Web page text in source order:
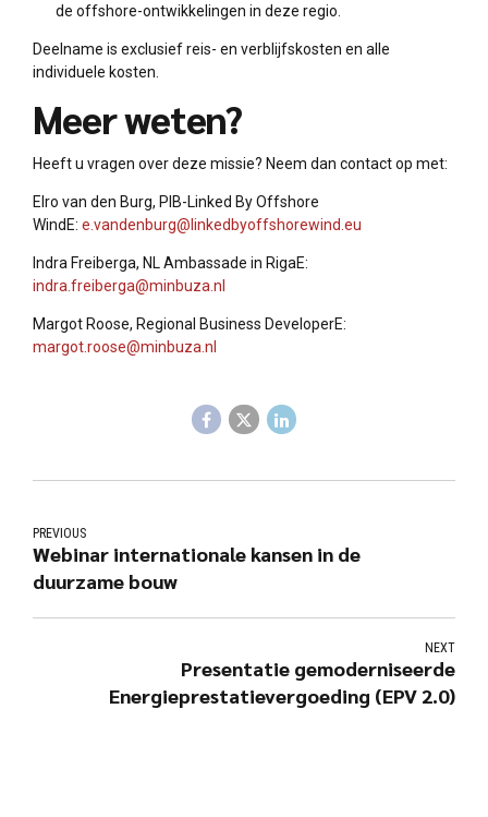
de offshore-ontwikkelingen in deze regio.
Deelname is exclusief reis- en verblijfskosten en alle
individuele kosten.
Meer weten?
Heeft u vragen over deze missie? Neem dan contact op met:
Elro van den Burg, PIB-Linked By Offshore
WindE: e.vandenburg@linkedbyoffshorewind.eu
Indra Freiberga, NL Ambassade in RigaE:
indra.freiberga@minbuza.nl
Margot Roose, Regional Business DeveloperE:
margot.roose@minbuza.nl
PREVIOUS
Webinar internationale kansen in de
duurzame bouw
NEXT
Presentatie gemoderniseerde
Energieprestatievergoeding (EPV 2.0)